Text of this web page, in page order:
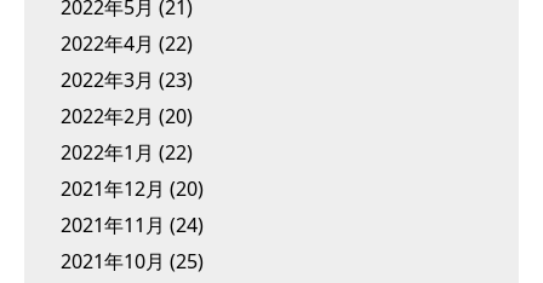
2022年5月 (21)
2022年4月 (22)
2022年3月 (23)
2022年2月 (20)
2022年1月 (22)
2021年12月 (20)
2021年11月 (24)
2021年10月 (25)